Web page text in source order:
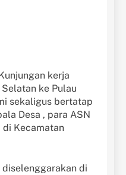
kerja
ke Pulau
sekaligus bertatap
Desa , para ASN
di Kecamatan
di